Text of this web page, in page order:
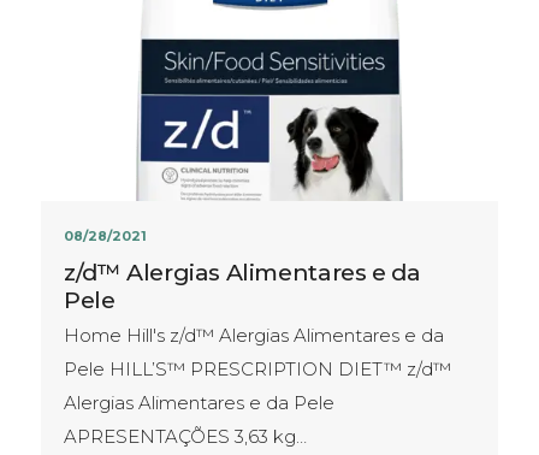
08/28/2021
z/d™ Alergias Alimentares e da
Pele
Home Hill's z/d™ Alergias Alimentares e da
Pele HILL’S™ PRESCRIPTION DIET™ z/d™
Alergias Alimentares e da Pele
APRESENTAÇÕES​ 3,63 kg…